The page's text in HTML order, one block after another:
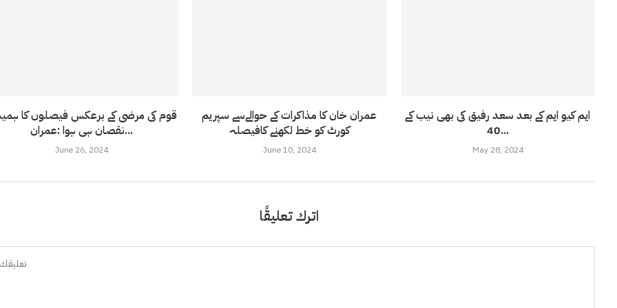
قوم کی مرضی کے برعکس فیصلوں کا
نقصان ہی ہوا :عمران...
June 26, 2024
عمران خان کا مذاکرات کے حوالےسے سپریم
کورٹ کو خط لکھنے کافیصلہ
June 10, 2024
ایم کیو ایم کے بعد سعد رفیق کی بھی نیب کے
40...
May 28, 2024
اترك تعليقًا